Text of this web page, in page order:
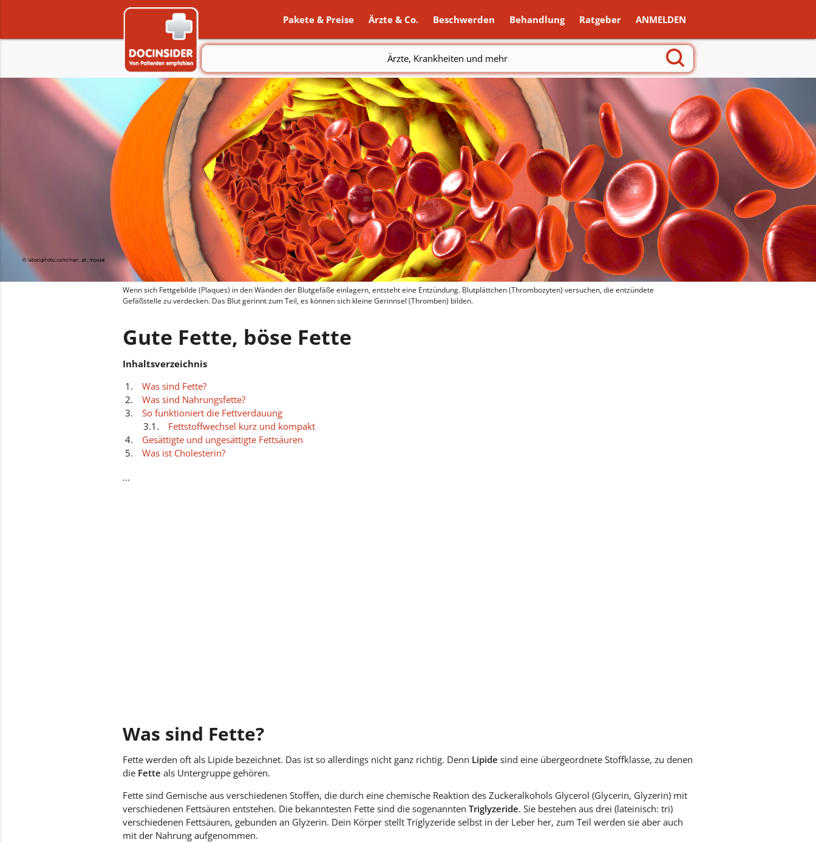
Pakete & Preise Ärzte & Co. Beschwerden Behandlung Ratgeber ANMELDEN
Ärzte, Krankheiten und mehr
Wenn sich Fettgebilde (Plaques) in den Wänden der Blutgefäße einlagern, entsteht eine Entzündung. Blutplättchen (Thrombozyten) versuchen, die entzündete
Gefäßstelle zu verdecken. Das Blut gerinnt zum Teil, es können sich kleine Gerinnsel (Thromben) bilden.
Gute Fette, böse Fette
Inhaltsverzeichnis
Was sind Fette?
Was sind Nahrungsfette?
So funktioniert die Fettverdauung
Fettstoffwechsel kurz und kompakt
Gesättigte und ungesättigte Fettsäuren
Was ist Cholesterin?
...
Was sind Fette?
Fette werden oft als Lipide bezeichnet. Das ist so allerdings nicht ganz richtig. Denn Lipide sind eine übergeordnete Stoffklasse, zu denen
die Fette als Untergruppe gehören.
Fette sind Gemische aus verschiedenen Stoffen, die durch eine chemische Reaktion des Zuckeralkohols Glycerol (Glycerin, Glyzerin) mit
verschiedenen Fettsäuren entstehen. Die bekanntesten Fette sind die sogenannten Triglyzeride. Sie bestehen aus drei (lateinisch: tri)
verschiedenen Fettsäuren, gebunden an Glyzerin. Dein Körper stellt Triglyzeride selbst in der Leber her, zum Teil werden sie aber auch
mit der Nahrung aufgenommen.